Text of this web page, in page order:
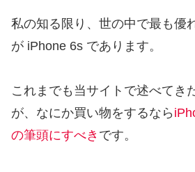
私の知る限り、世の中で最も優
が iPhone 6s であります。
これまでも当サイトで述べてき
が、なにか買い物をするなら
の筆頭にすべき です。